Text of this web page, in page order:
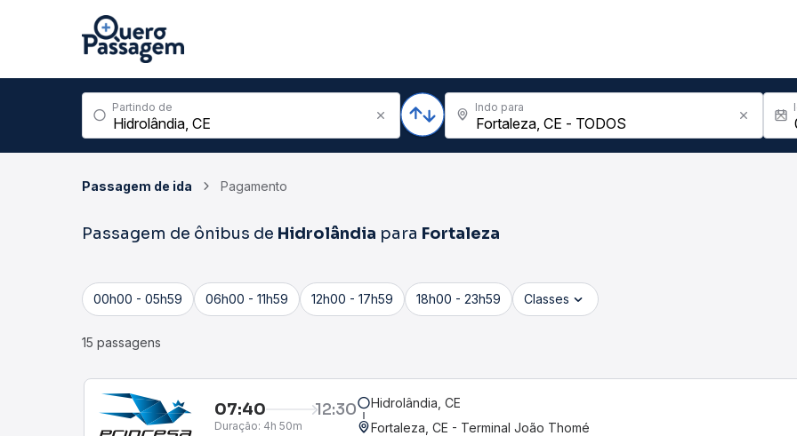
Partindo de Indo para
Passagem de ida Pagamento
Passagem de ônibus de Hidrolândia para Fortaleza
00h00 - 05h59 06h00 - 11h59 12h00 - 17h59 18h00 - 23h59 Classes
15 passagens
07:40 12:30
Duração: 4h 50m
Hidrolândia, CE
Fortaleza, CE - Terminal João Thomé